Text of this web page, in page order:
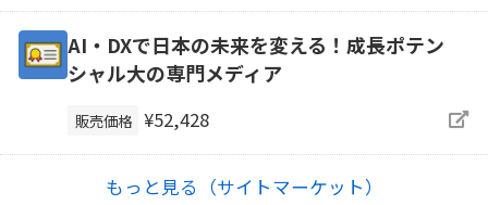
AI・DXで日本の未来を変える！成長ポテン
シャル大の専門メディア
販売価格 ¥52,428
もっと見る（サイトマーケット）